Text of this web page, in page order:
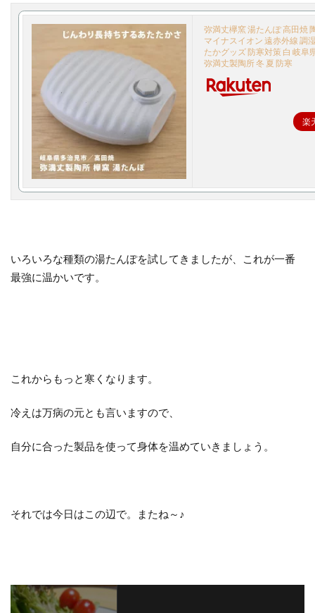
弥満丈欅窯 湯たんぽ 高田焼
マイナスイオン 遠赤外線 調
たかグッズ 防寒対策 白 岐阜
弥満丈製陶所 冬 夏 防寒
楽
いろいろな種類の湯たんぽを試してきましたが、これが一番
最強に温かいです。
これからもっと寒くなります。
冷えは万病の元とも言いますので、
自分に合った製品を使って身体を温めていきましょう。
それでは今日はこの辺で。またね～♪